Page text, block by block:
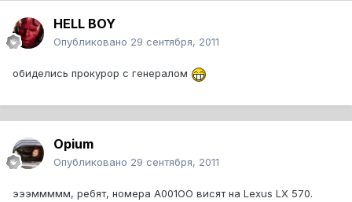
HELL BOY
Опубликовано 29 сентября, 2011
обиделись прокурор с генералом
Opium
Опубликовано 29 сентября, 2011
эээммммм, ребят, номера А001ОО висят на Lexus LX 570.